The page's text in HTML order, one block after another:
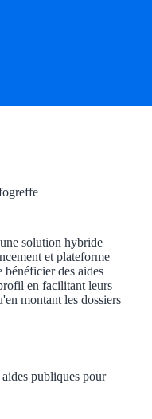
solution hybride
et plateforme
des aides
en facilitant leurs
montant les dossiers